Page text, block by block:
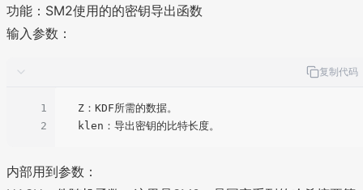
功能：SM2使用的的密钥导出函数
输入参数：
复制代码
1
2
内部用到参数：